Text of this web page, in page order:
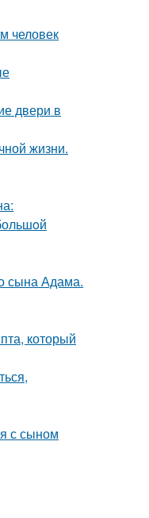
человек
двери в
жизни.
сына Адама.
который
с сыном